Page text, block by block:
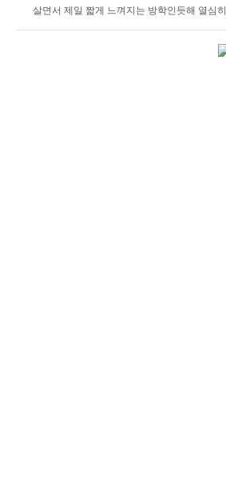
살면서 제일 짧게 느껴지는 방학인듯해 열심